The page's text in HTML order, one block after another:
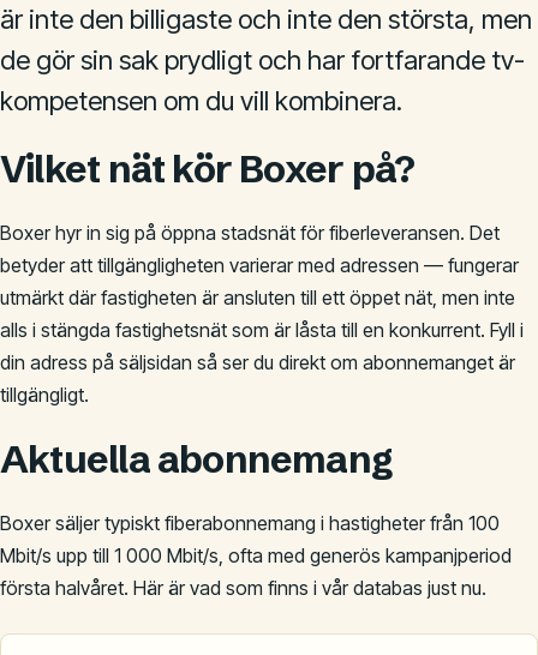
är inte den billigaste och inte den största, men
de gör sin sak prydligt och har fortfarande tv-
kompetensen om du vill kombinera.
Vilket nät kör Boxer på?
Boxer hyr in sig på öppna stadsnät för fiberleveransen. Det
betyder att tillgängligheten varierar med adressen — fungerar
utmärkt där fastigheten är ansluten till ett öppet nät, men inte
alls i stängda fastighetsnät som är låsta till en konkurrent. Fyll i
din adress på säljsidan så ser du direkt om abonnemanget är
tillgängligt.
Aktuella abonnemang
Boxer säljer typiskt fiberabonnemang i hastigheter från 100
Mbit/s upp till 1 000 Mbit/s, ofta med generös kampanjperiod
första halvåret. Här är vad som finns i vår databas just nu.